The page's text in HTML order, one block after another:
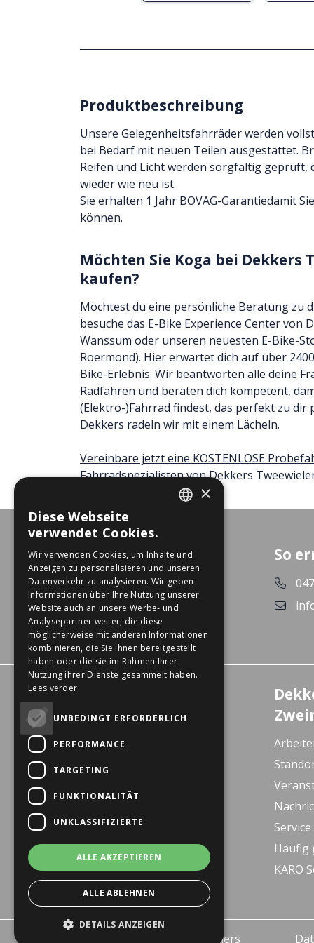
Produktbeschreibung
Unsere Gelegenheitsfahrräder werden
bei Bedarf mit neuen Teilen ausgestattet.
Reifen und Licht werden sorgfältig geprüft,
wieder wie neu ist.
Sie erhalten 1 Jahr BOVAG-Garantiedamit
können.
Möchten Sie Koga bei Dekkers
kaufen?
Möchtest du eine persönliche Beratung zu
besuche das E-Bike Experience Center von
Wanssum oder unseren neuesten E-Bike-
Roermond). Hier erwartet dich auf über
Bike-Erlebnis. Wir beantworten alle deine
Radfahren und beraten dich kompetent,
(Elektro-)Fahrrad findest, das perfekt zu dir
Dekkers radeln wir mit einem Lächeln.
Vereinbare jetzt eine KOSTENLOSE
Fahrradspezialisten von Dekkers
So
Wanssum
5861 CZ Wanssum
Herkenbosserweg 15
6063 NL Vlodrop
Dekkers Valkenburg
De Leeuwhof 7
6301 KZ Valkenburg
Service
Häufig
KARO
© 2026 - Dekkers Tweewielers
×
Diese Webseite
verwendet Cookies.
Wir verwenden Cookies, um Inhalte und
Anzeigen zu personalisieren und unseren
Datenverkehr zu analysieren. Wir geben
Informationen über Ihre Nutzung unserer
Website auch an unsere Werbe- und
Analysepartner weiter, die diese
möglicherweise mit anderen Informationen
kombinieren, die Sie ihnen bereitgestellt
haben oder die sie im Rahmen Ihrer
Nutzung ihrer Dienste gesammelt haben.
Lees verder
UNBEDINGT ERFORDERLICH
PERFORMANCE
TARGETING
FUNKTIONALITÄT
UNKLASSIFIZIERTE
ALLE AKZEPTIEREN
ALLE ABLEHNEN
DETAILS ANZEIGEN